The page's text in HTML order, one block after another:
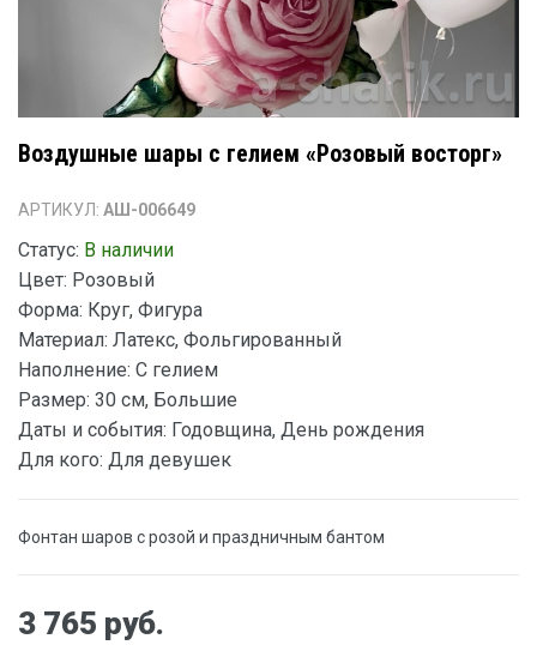
Воздушные шары с гелием «Розовый восторг»
АРТИКУЛ: АШ-006649
Статус: В наличии
Цвет: Розовый
Форма: Круг, Фигура
Материал: Латекс, Фольгированный
Наполнение: С гелием
Размер: 30 см, Большие
Даты и события: Годовщина, День рождения
Для кого: Для девушек
Фонтан шаров с розой и праздничным бантом
3 765 руб.